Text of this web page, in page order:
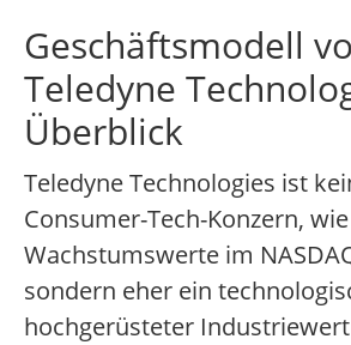
Geschäftsmodell
Teledyne
Überblick
Teledyne Technologies ist
Consumer-Tech-Konzern,
Wachstumswerte im
sondern eher ein
hochgerüsteter